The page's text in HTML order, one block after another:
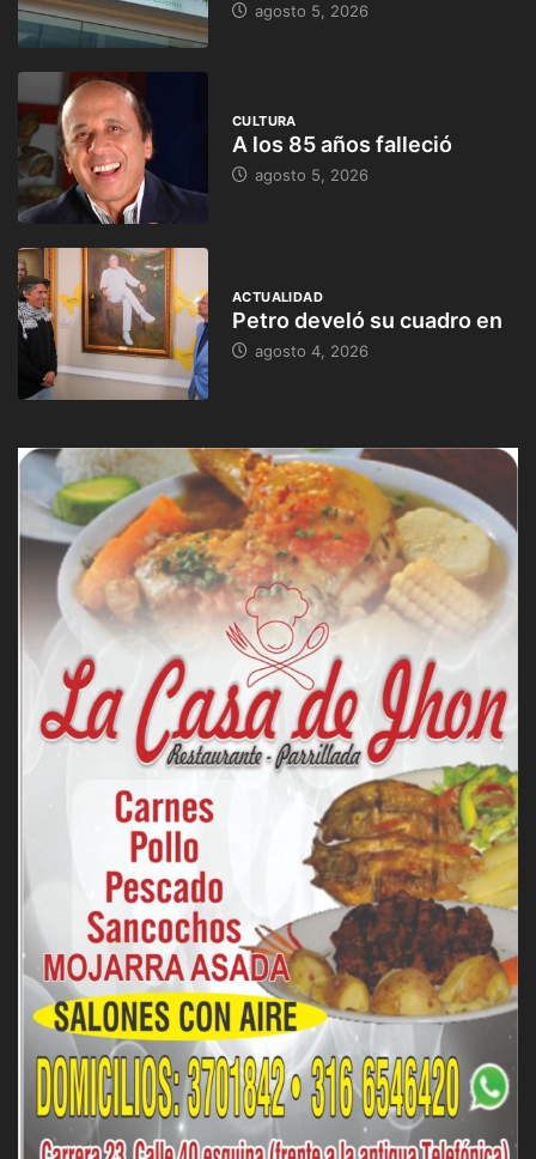
agosto 5, 2026
CULTURA
A los 85 años falleció
agosto 5, 2026
ACTUALIDAD
Petro develó su cuadro en
agosto 4, 2026